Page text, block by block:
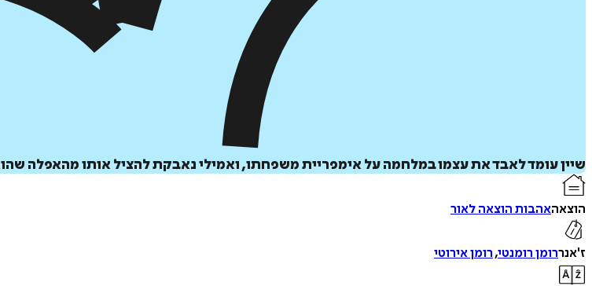
₪27 מחיר קודם: ₪37
שיין עומד לאבד את עצמו במלחמה על אימפריית משפחתו, ואמילי נאבקת להציל אותו מהאפלה
הוצאהאהבות הוצאה לאור
ז'אנררומן רומנטי,רומן אירוטי